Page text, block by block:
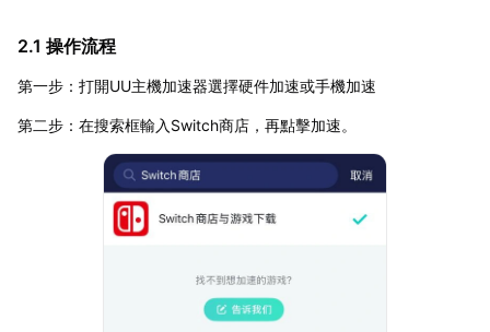
2.1 操作流程
第一步：打開UU主機加速器選擇硬件加速或手機加速
第二步：在搜索框輸入Switch商店，再點擊加速。